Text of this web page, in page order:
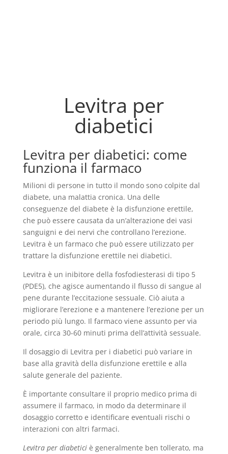
Levitra per
diabetici
Levitra per diabetici: come
funziona il farmaco
Milioni di persone in tutto il mondo sono colpite dal
diabete, una malattia cronica. Una delle
conseguenze del diabete è la disfunzione erettile,
che può essere causata da un’alterazione dei vasi
sanguigni e dei nervi che controllano l’erezione.
Levitra è un farmaco che può essere utilizzato per
trattare la disfunzione erettile nei diabetici.
Levitra è un inibitore della fosfodiesterasi di tipo 5
(PDE5), che agisce aumentando il flusso di sangue al
pene durante l’eccitazione sessuale. Ciò aiuta a
migliorare l’erezione e a mantenere l’erezione per un
periodo più lungo. Il farmaco viene assunto per via
orale, circa 30-60 minuti prima dell’attività sessuale.
Il dosaggio di Levitra per i diabetici può variare in
base alla gravità della disfunzione erettile e alla
salute generale del paziente.
È importante consultare il proprio medico prima di
assumere il farmaco, in modo da determinare il
dosaggio corretto e identificare eventuali rischi o
interazioni con altri farmaci.
Levitra per diabeticiè generalmente ben tollerato, ma